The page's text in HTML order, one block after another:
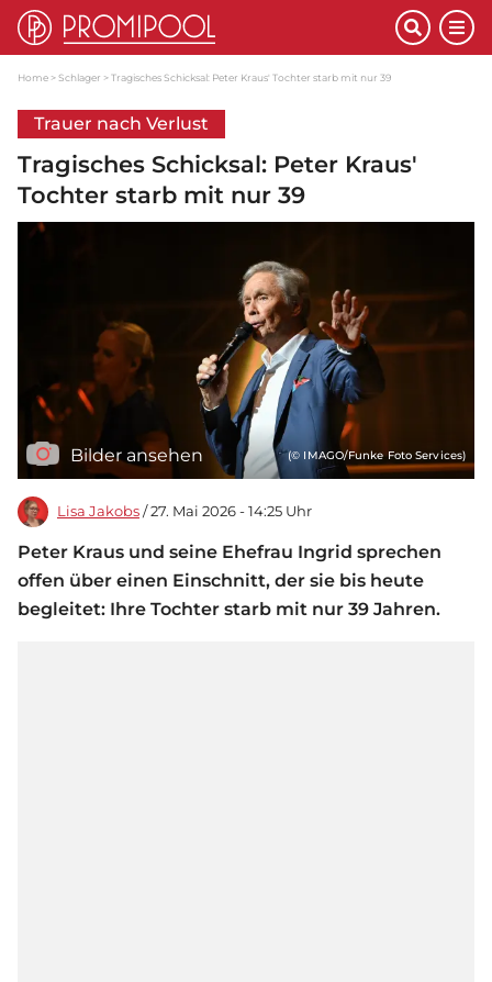
Home Schlager Tragisches Schicksal: Peter Kraus' Tochter starb mit nur 39
Trauer nach Verlust
Tragisches Schicksal: Peter Kraus'
Tochter starb mit nur 39
Bilder ansehen (© IMAGO/Funke Foto Services)
Lisa Jakobs / 27. Mai 2026 - 14:25 Uhr
Peter Kraus und seine Ehefrau Ingrid sprechen
offen über einen Einschnitt, der sie bis heute
begleitet: Ihre Tochter starb mit nur 39 Jahren.